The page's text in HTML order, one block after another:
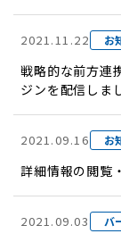
2021.11.22 お
戦略的な前方連
ジンを配信しま
2021.09.16 お
詳細情報の閲覧
2021.09.03 バ